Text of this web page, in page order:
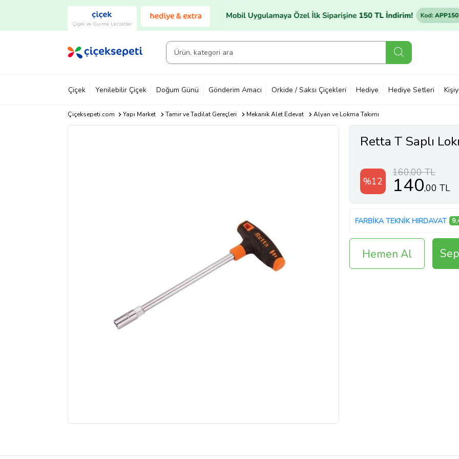
Çiçek ve Gurme Lezzetler
Çiçek Yenilebilir Çiçek Doğum Günü Gönderim Amacı Orkide / Saksı Çiçekleri Hediye Hediye Setleri
Çiçeksepeti.com Yapı Market Tamir ve Tadilat Gereçleri Mekanik Alet Edevat Alyan ve Lokma Takımı
Retta T Saplı
%12
160,00 TL
140,00 TL
FARBİKA TEKNİK HIRDAVAT
Hemen Al